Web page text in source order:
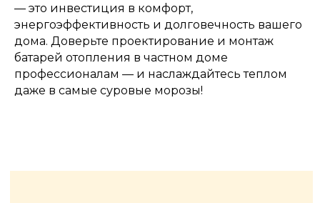
— это инвестиция в комфорт,
энергоэффективность и долговечность вашего
дома. Доверьте проектирование и монтаж
батарей отопления в частном доме
профессионалам — и наслаждайтесь теплом
даже в самые суровые морозы!